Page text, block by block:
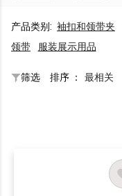
产品类别: 袖扣和领带夹
领带
服装展示用品
筛选 排序 ： 最相关